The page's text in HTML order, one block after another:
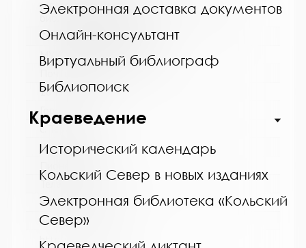
Электронная доставка документов
Онлайн-консультант
Виртуальный библиограф
Библиопоиск
Краеведение
Исторический календарь
Кольский Север в новых изданиях
Электронная библиотека «Кольский
Север»
МБ Кольского района, Териберская сельская
библиотека - филиал
Сокращенное название:
МУК "МБ Кольского района"
184630
с. Териберка
Улица, дом:
Телефон:
8 (81553) 2-61-98
www:
http://kolabiblio.ru/